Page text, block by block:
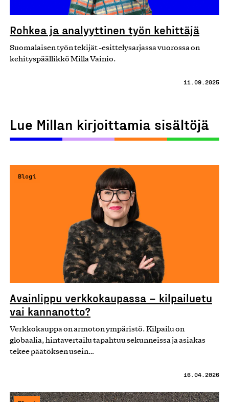
Rohkea ja analyyttinen työn kehittäjä
Suomalaisen työn tekijät -esittelysarjassa vuorossa on
kehityspäällikkö Milla Vainio.
11.09.2025
Lue Millan kirjoittamia sisältöjä
Blogi
Avainlippu verkkokaupassa – kilpailuetu
vai kannanotto?
Verkkokauppa on armoton ympäristö. Kilpailu on
globaalia, hintavertailu tapahtuu sekunneissa ja asiakas
tekee päätöksen usein…
16.04.2026